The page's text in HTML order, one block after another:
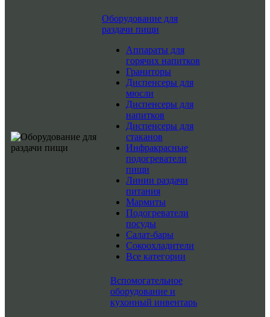
Оборудование для
раздачи пищи
Аппараты для
горячих напитков
Граниторы
Диспенсеры для
мюсли
Диспенсеры для
напитков
Диспенсеры для
стаканов
Инфракрасные
подогреватели
пищи
Линии раздачи
питания
Мармиты
Подогреватели
посуды
Салат-бары
Сокоохладители
Все категории
Вспомогательное
оборудование и
кухонный инвентарь